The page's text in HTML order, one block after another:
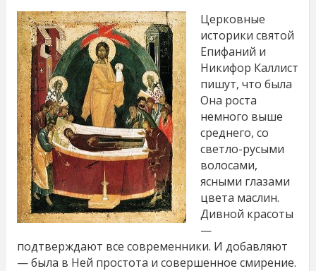
Церковные
историки святой
Епифаний и
Никифор Каллист
пишут, что была
Она роста
немного выше
среднего, со
светло-русыми
волосами,
ясными глазами
цвета маслин.
Дивной красоты
—
подтверждают все современники. И добавляют
— была в Ней простота и совершенное смирение.